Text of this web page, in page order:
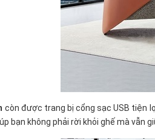
còn được trang bị cổng sạc USB tiện
bạn không phải rời khỏi ghế mà vẫn